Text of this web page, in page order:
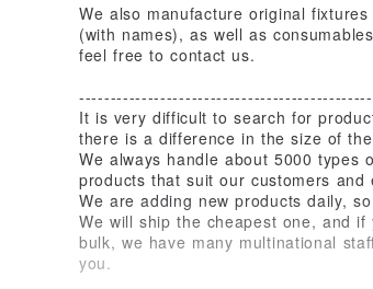
We also manufacture original
(with names), as well as
feel free to contact us.
It is very difficult to search for
there is a difference in the size of
We always handle about 5000 types
products that suit our customers
We are adding new products daily,
We will ship the cheapest one, and
bulk, we have many multinational
you.